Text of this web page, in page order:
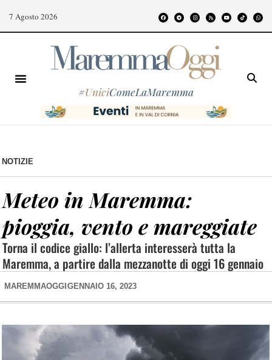
7 Agosto 2026
#UniciComeLaMaremma
NOTIZIE
Meteo in Maremma:
pioggia, vento e mareggiate
Torna il codice giallo: l’allerta interesserà tutta la
Maremma, a partire dalla mezzanotte di oggi 16 gennaio
MAREMMAOGGI GENNAIO 16, 2023